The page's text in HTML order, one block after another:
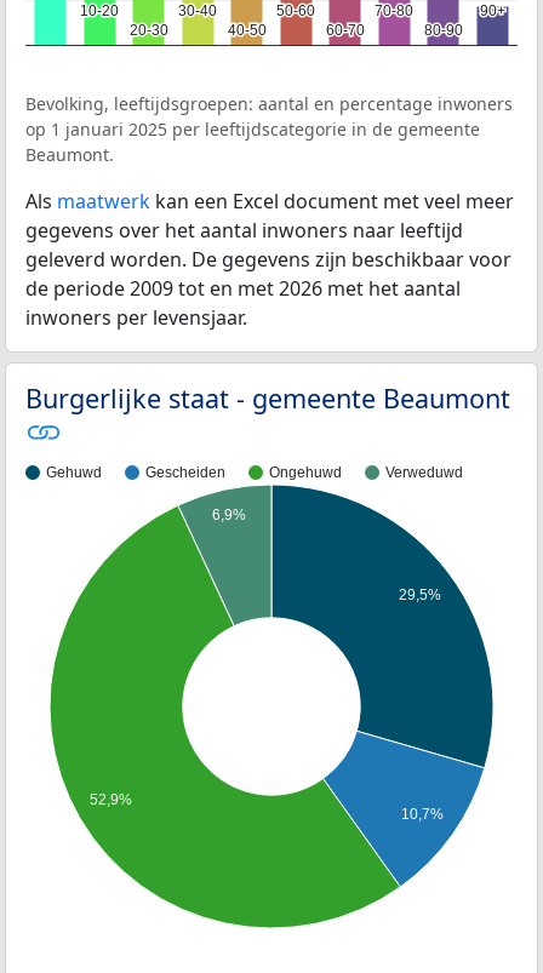
10-20
10-20
20-30
20-30
30-40
30-40
40-50
40-50
50-60
50-60
60-70
60-70
70-80
70-80
80-90
80-90
90+
90+
Bevolking, leeftijdsgroepen: aantal en percentage inwoners
op 1 januari 2025 per leeftijdscategorie in de gemeente
Beaumont.
Als maatwerk kan een Excel document met veel meer
gegevens over het aantal inwoners naar leeftijd
geleverd worden. De gegevens zijn beschikbaar voor
de periode 2009 tot en met 2026 met het aantal
inwoners per levensjaar.
Burgerlijke staat - gemeente Beaumont
Gehuwd Gescheiden Ongehuwd Verweduwd
29,5%
10,7%
6,9%
52,9%